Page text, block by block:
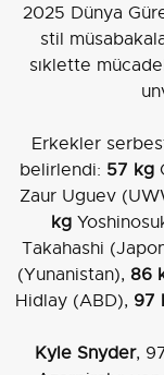
2025 Dünya
stil
sıklette
Erkekler
belirlendi: 57 kg
Zaur Uguev
kg
Takahashi
(Yunanistan), 86
Hidlay (ABD), 97
Kyle Snyder,